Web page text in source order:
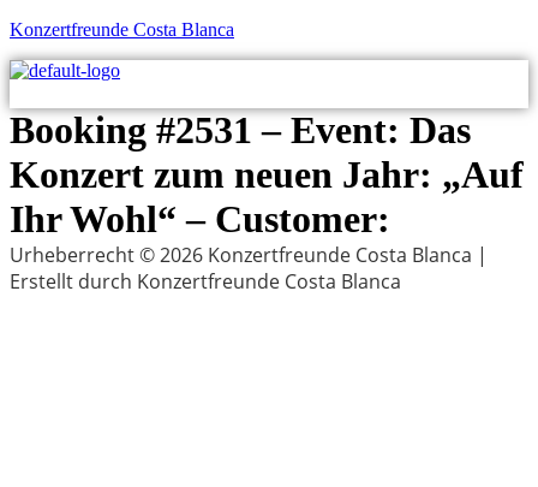
Konzertfreunde Costa Blanca
Booking #2531 – Event: Das
Konzert zum neuen Jahr: „Auf
Ihr Wohl“ – Customer:
Urheberrecht © 2026 Konzertfreunde Costa Blanca |
Erstellt durch Konzertfreunde Costa Blanca